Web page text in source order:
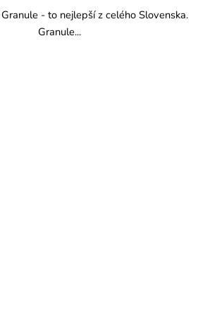
- to nejlepší z celého Slovenska.
Granule...